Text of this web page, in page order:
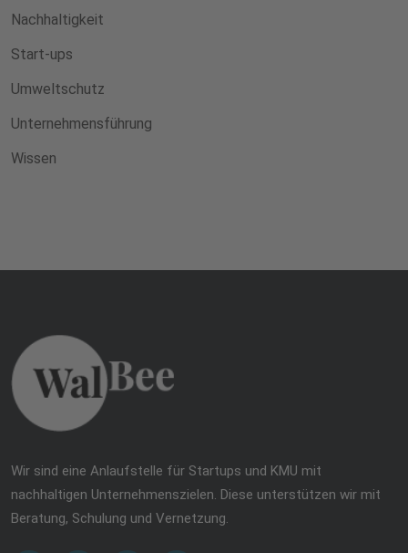
Nachhaltigkeit
Start-ups
Umweltschutz
Unternehmensführung
Wissen
Wir sind eine Anlaufstelle für Startups und KMU mit
nachhaltigen Unternehmenszielen. Diese unterstützen wir mit
Beratung, Schulung und Vernetzung.